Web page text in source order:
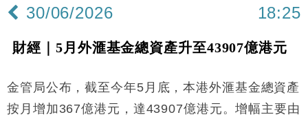
18:15
本地｜新世界K11 9月升級會員制度 增鉑金卡級別鎖
17:40
財經｜本港6月零售額連升14個月 珠寶鐘錶銷售升勢
16:33
財經｜滙控重啟最多10億美元回購 派息比率目標維持
50%
30/06/2026 18:25
財經｜5月外滙基金總資產升至43907億港元
金管局公布，截至今年5月底，本港外滙基金總資產
按月增加367億港元，達43907億港元。增幅主要由